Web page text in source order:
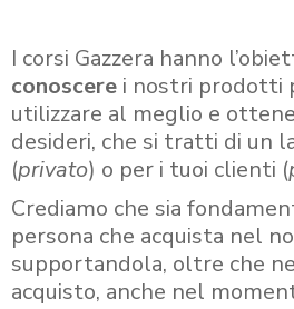
I corsi Gazzera hanno
conoscere i nostri prodotti
utilizzare al meglio e
desideri, che si tratti di un
(privato) o per i tuoi clienti (
Crediamo che sia
persona che acquista nel
supportandola, oltre che
acquisto, anche nel